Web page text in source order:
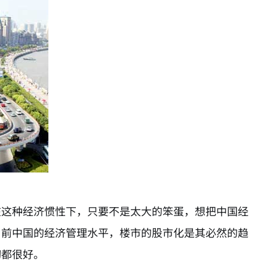
种经济惯性下，只要不是太大的笨蛋，想把中国经
中国的经济管理水平，楼市的股市化是其必然的趋
很好。